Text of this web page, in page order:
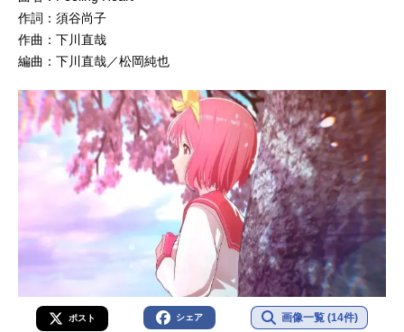
作詞：須谷尚子
作曲：下川直哉
編曲：下川直哉／松岡純也
ポスト シェア 画像一覧 (14件)